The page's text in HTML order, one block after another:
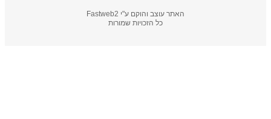
האתר עוצב והוקם ע"י Fastweb2
כל הזכויות שמורות